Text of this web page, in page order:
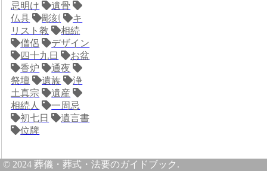
忌明け
遺骨
仏具
彫刻
キ
リスト教
相続
僧侶
デザイン
四十九日
お盆
香炉
通夜
祭壇
遺族
浄
土真宗
遺産
相続人
一周忌
初七日
遺言書
位牌
© 2024 葬儀・葬式・法要のガイドブック.